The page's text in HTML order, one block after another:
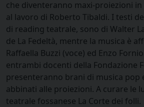
che diventeranno maxi-proiezioni
al lavoro di Roberto Tibaldi. I testi
di reading teatrale, sono di Walter
de La Fedeltà, mentre la musica è
Raffaella Buzzi (voce) ed Enzo
entrambi docenti della Fondazione
presenteranno brani di musica pop
abbinati alle proiezioni. A curare le
teatrale fossanese La Corte dei folli.